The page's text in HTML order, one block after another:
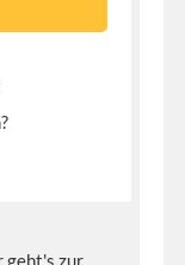
geht's zur